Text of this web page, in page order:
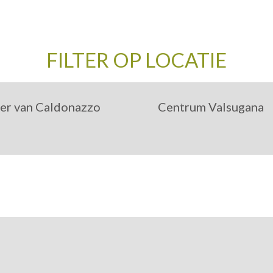
FILTER OP LOCATIE
van Caldonazzo
Centrum Valsugana
Borgo Valsugana